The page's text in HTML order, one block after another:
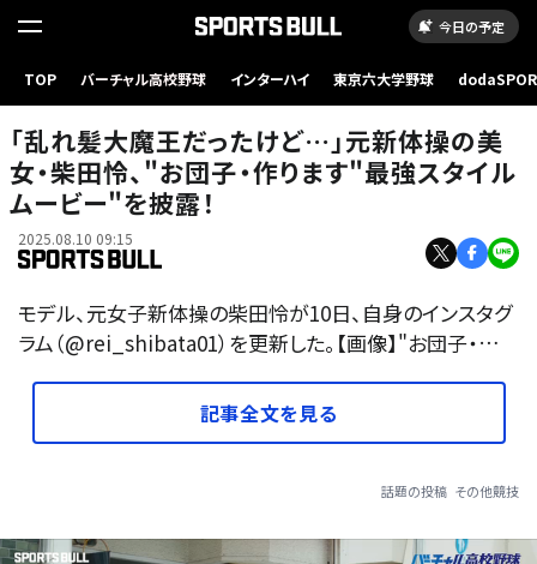
今日の予定
TOP バーチャル高校野球 インターハイ 東京六大学野球
「乱れ髪大魔王だったけど…」元新体操の美
女・柴田怜、"お団子・作ります"最強スタイル
ムービー"を披露！
2025.08.10 09:15
モデル、元女子新体操の柴田怜が10日、自身のインスタグ
ラム（@rei_shibata01）を更新した。【画像】"お団子・…
記事全文を見る
話題の投稿 その他競技